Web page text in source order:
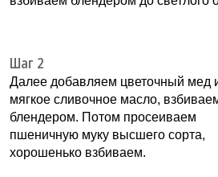
Шаг 2
Далее добавляем цветочный мед
мягкое сливочное масло,
блендером. Потом просеиваем
пшеничную муку высшего сорта,
хорошенько взбиваем.